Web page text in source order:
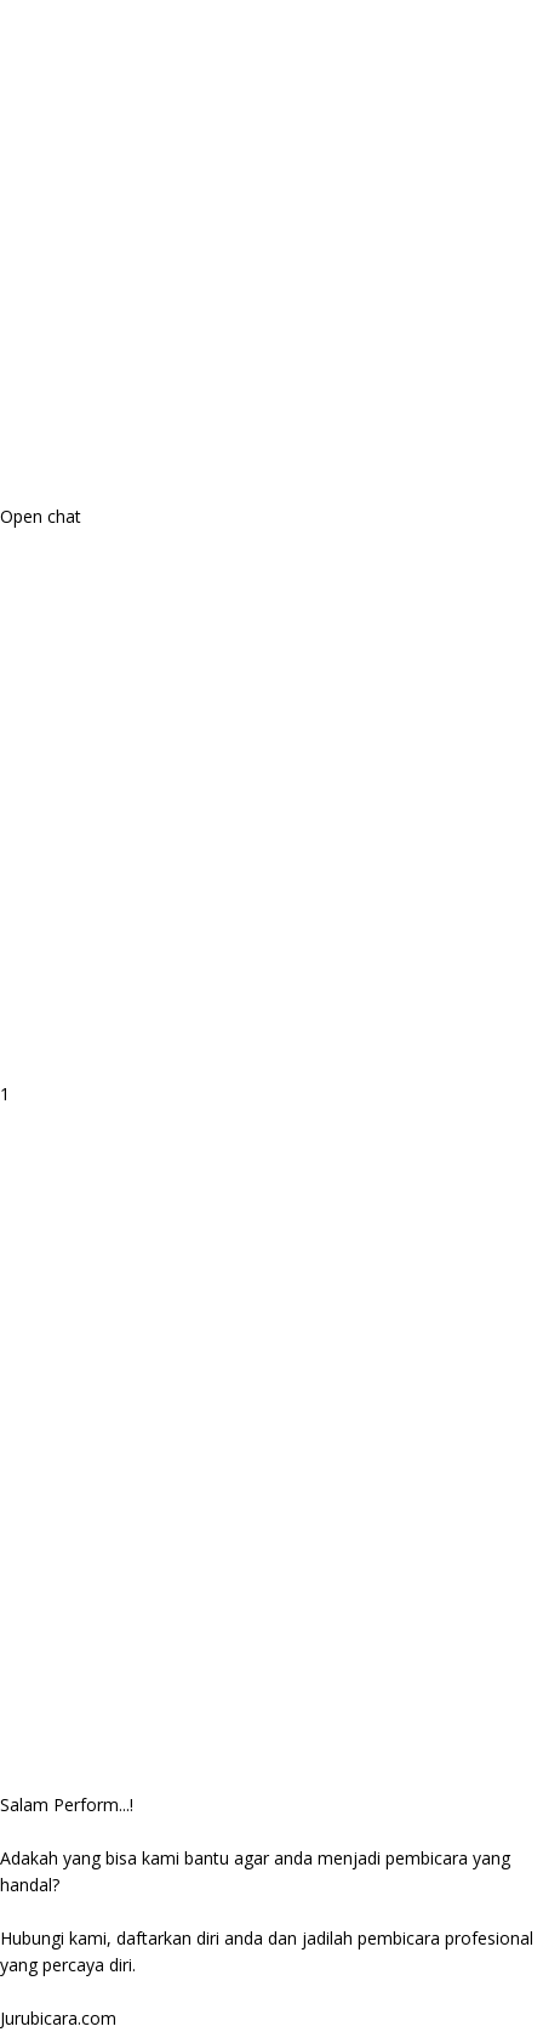
Open chat
1
Salam Perform...!
Adakah yang bisa kami bantu agar anda menjadi pembicara yang
handal?
Hubungi kami, daftarkan diri anda dan jadilah pembicara profesional
yang percaya diri.
Jurubicara.com